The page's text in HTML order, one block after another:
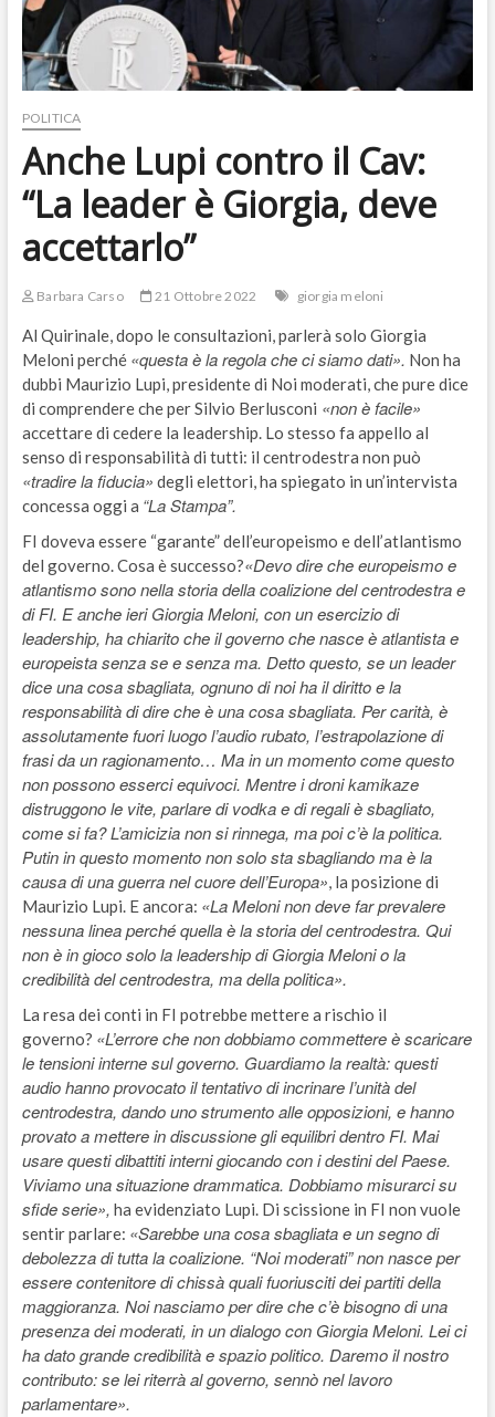
POLITICA
Anche Lupi contro il Cav:
“La leader è Giorgia, deve
accettarlo”
Barbara Carso 21 Ottobre 2022 giorgia meloni
Al Quirinale, dopo le consultazioni, parlerà solo Giorgia
Meloni perché «questa è la regola che ci siamo dati». Non ha
dubbi Maurizio Lupi, presidente di Noi moderati, che pure dice
di comprendere che per Silvio Berlusconi «non è facile»
accettare di cedere la leadership. Lo stesso fa appello al
senso di responsabilità di tutti: il centrodestra non può
«tradire la fiducia» degli elettori, ha spiegato in un’intervista
concessa oggi a “La Stampa”.
FI doveva essere “garante” dell’europeismo e dell’atlantismo
del governo. Cosa è successo?«Devo dire che europeismo e
atlantismo sono nella storia della coalizione del centrodestra e
di FI. E anche ieri Giorgia Meloni, con un esercizio di
leadership, ha chiarito che il governo che nasce è atlantista e
europeista senza se e senza ma. Detto questo, se un leader
dice una cosa sbagliata, ognuno di noi ha il diritto e la
responsabilità di dire che è una cosa sbagliata. Per carità, è
assolutamente fuori luogo l’audio rubato, l’estrapolazione di
frasi da un ragionamento… Ma in un momento come questo
non possono esserci equivoci. Mentre i droni kamikaze
distruggono le vite, parlare di vodka e di regali è sbagliato,
come si fa? L’amicizia non si rinnega, ma poi c’è la politica.
Putin in questo momento non solo sta sbagliando ma è la
causa di una guerra nel cuore dell’Europa», la posizione di
Maurizio Lupi. E ancora: «La Meloni non deve far prevalere
nessuna linea perché quella è la storia del centrodestra. Qui
non è in gioco solo la leadership di Giorgia Meloni o la
credibilità del centrodestra, ma della politica».
La resa dei conti in FI potrebbe mettere a rischio il
governo? «L’errore che non dobbiamo commettere è scaricare
le tensioni interne sul governo. Guardiamo la realtà: questi
audio hanno provocato il tentativo di incrinare l’unità del
centrodestra, dando uno strumento alle opposizioni, e hanno
provato a mettere in discussione gli equilibri dentro FI. Mai
usare questi dibattiti interni giocando con i destini del Paese.
Viviamo una situazione drammatica. Dobbiamo misurarci su
sfide serie», ha evidenziato Lupi. Di scissione in FI non vuole
sentir parlare: «Sarebbe una cosa sbagliata e un segno di
debolezza di tutta la coalizione. “Noi moderati” non nasce per
essere contenitore di chissà quali fuoriusciti dei partiti della
maggioranza. Noi nasciamo per dire che c’è bisogno di una
presenza dei moderati, in un dialogo con Giorgia Meloni. Lei ci
ha dato grande credibilità e spazio politico. Daremo il nostro
contributo: se lei riterrà al governo, sennò nel lavoro
parlamentare».